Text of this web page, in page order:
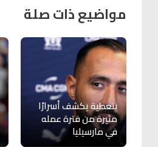
مواضيع ذات صلة
بنعطية يكشف أسرارًا
مثيرة من فترة عمله
في مارسيليا